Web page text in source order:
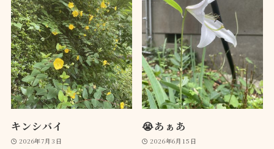
キンシバイ
2026年7月3日
😭あぁあ
2026年6月15日